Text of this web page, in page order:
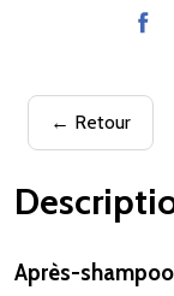
← Retour
Après-